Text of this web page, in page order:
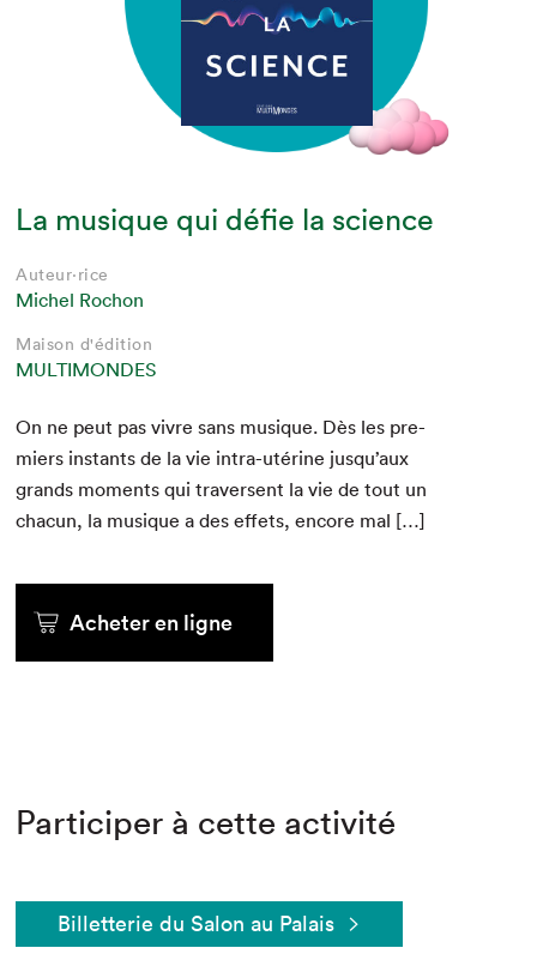
La musique qui défie la science
Auteur·rice
Michel Rochon
Maison d'édition
MULTIMONDES
On ne peut pas vivre sans musique. Dès les pre­
miers instants de la vie intra-utérine jusqu’aux
grands moments qui tra­versent la vie de tout un
cha­cun, la musique a des effets, encore mal […]
Acheter en ligne
Participer à cette activité
Billetterie du Salon au Palais